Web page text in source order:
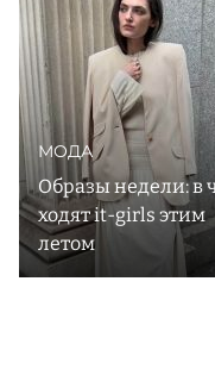
МОДА
Образы недели: в
ходят it-girls этим
летом